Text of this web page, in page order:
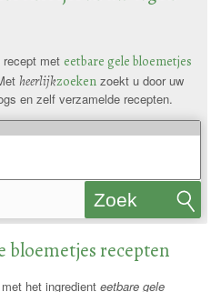
recept met eetbare gele bloemetjes
heerlijkzoeken zoekt u door uw
en zelf verzamelde recepten.
Zoek
bloemetjes recepten
met het ingredienteetbare gele